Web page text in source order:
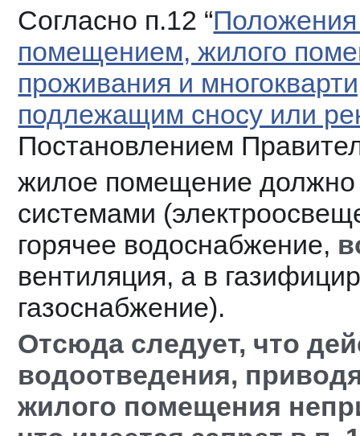
Согласно п.12 “
помещением, жилого
проживания и
подлежащим сносу или
Постановлением
жилое помещение
системами
горячее водоснабжение,
вентиляция, а в
газоснабжение).
Отсюда следует, что
водоотведения,
жилого помещения